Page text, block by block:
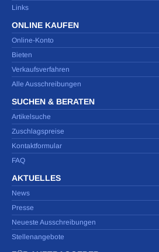
Links
ONLINE KAUFEN
Online-Konto
Bieten
Verkaufsverfahren
Alle Ausschreibungen
SUCHEN & BERATEN
Artikelsuche
Zuschlagspreise
Kontaktformular
FAQ
AKTUELLES
News
Presse
Neueste Ausschreibungen
Stellenangebote